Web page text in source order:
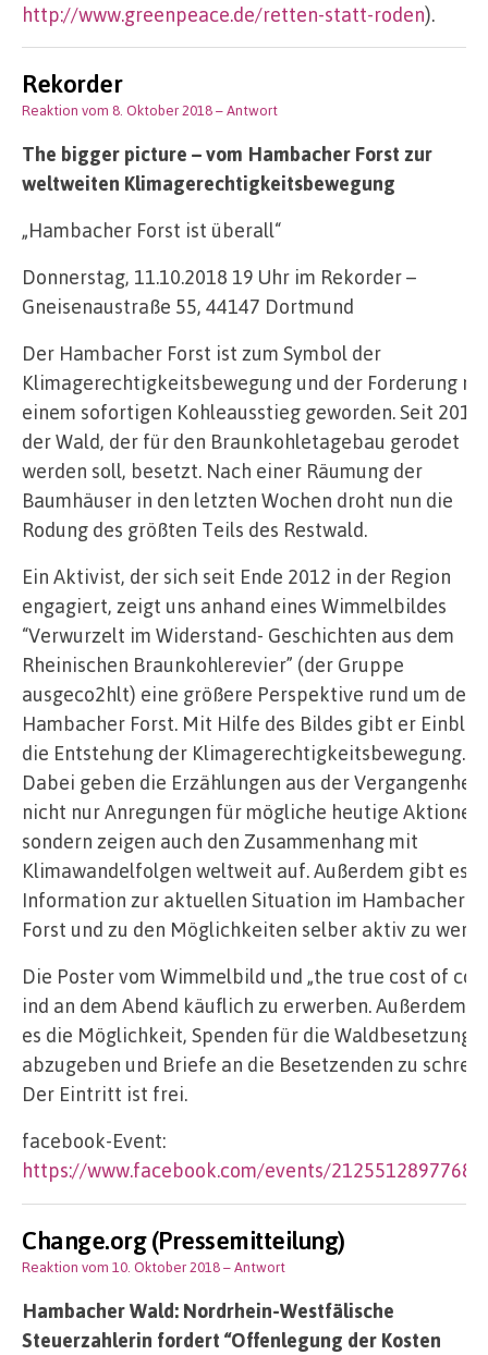
http://www.greenpeace.de/retten-statt-roden).
Rekorder
Reaktion vom 8. Oktober 2018– Antwort
The bigger picture – vom Hambacher Forst zur
weltweiten Klimagerechtigkeitsbewegung
„Hambacher Forst ist überall“
Donnerstag, 11.10.2018 19 Uhr im Rekorder –
Gneisenaustraße 55, 44147 Dortmund
Der Hambacher Forst ist zum Symbol der
Klimagerechtigkeitsbewegung und der Forderung
einem sofortigen Kohleausstieg geworden. Seit 2012
der Wald, der für den Braunkohletagebau gerodet
werden soll, besetzt. Nach einer Räumung der
Baumhäuser in den letzten Wochen droht nun die
Rodung des größten Teils des Restwald.
Ein Aktivist, der sich seit Ende 2012 in der Region
engagiert, zeigt uns anhand eines Wimmelbildes
“Verwurzelt im Widerstand- Geschichten aus dem
Rheinischen Braunkohlerevier” (der Gruppe
ausgeco2hlt) eine größere Perspektive rund um den
Hambacher Forst. Mit Hilfe des Bildes gibt er
die Entstehung der Klimagerechtigkeitsbewegung.
Dabei geben die Erzählungen aus der Vergangenheit
nicht nur Anregungen für mögliche heutige Aktionen,
sondern zeigen auch den Zusammenhang mit
Klimawandelfolgen weltweit auf. Außerdem gibt es
Information zur aktuellen Situation im Hambacher
Forst und zu den Möglichkeiten selber aktiv zu
Die Poster vom Wimmelbild und „the true cost of
ind an dem Abend käuflich zu erwerben. Außerdem
es die Möglichkeit, Spenden für die Waldbesetzung
abzugeben und Briefe an die Besetzenden zu
Der Eintritt ist frei.
facebook-Event:
https://www.facebook.com/events/
Change.org (Pressemitteilung)
Reaktion vom 10. Oktober 2018– Antwort
Hambacher Wald: Nordrhein-Westfälische
Steuerzahlerin fordert “Offenlegung der Kosten